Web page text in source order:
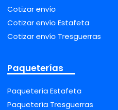
Cotizar envío
Cotizar envío Estafeta
Cotizar envío Tresguerras
Paqueterías
Paquetería Estafeta
Paquetería Tresguerras